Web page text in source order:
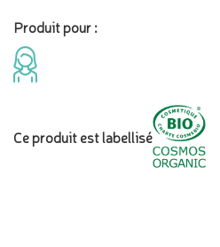
Produit pour :
Ce produit est labellisé